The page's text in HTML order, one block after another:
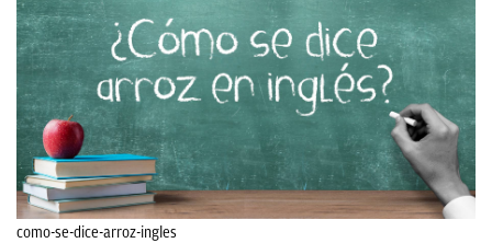
como-se-dice-arroz-ingles